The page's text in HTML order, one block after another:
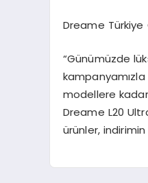
Dreame Türkiye
“Günümüzde
modellere
Dreame L20
ürünler,